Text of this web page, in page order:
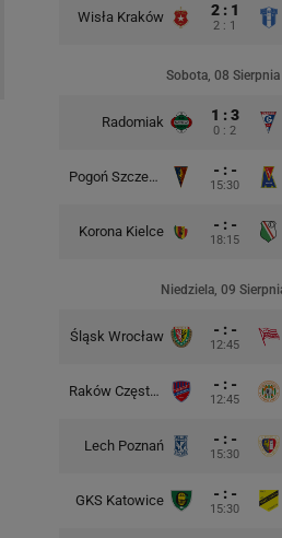
Wisła Kraków 2 : 1
2 : 1
Sobota, 08 Sierpnia
Radomiak 1 : 3
0 : 2
Pogoń Szczecin - : -
15:30
Korona Kielce - : -
18:15
Niedziela, 09
Śląsk Wrocław - : -
12:45
Raków Częstochowa - : -
12:45
Lech Poznań - : -
15:30
GKS Katowice - : -
15:30